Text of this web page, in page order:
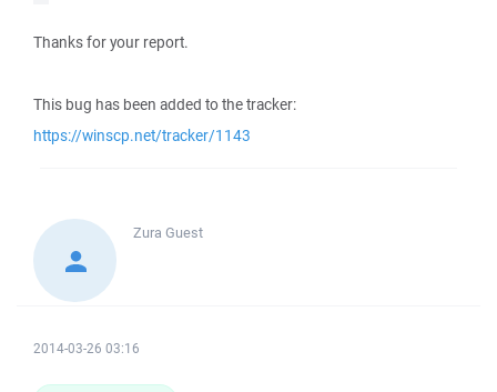
Thanks for your report.
This bug has been added to the tracker:
https://winscp.net/tracker/1143
Zura Guest
2014-03-26 03:16